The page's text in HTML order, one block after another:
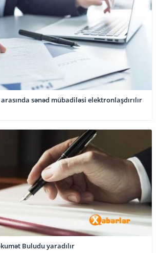
sənəd mübadiləsi elektronlaşdırılır
Buludu yaradılır